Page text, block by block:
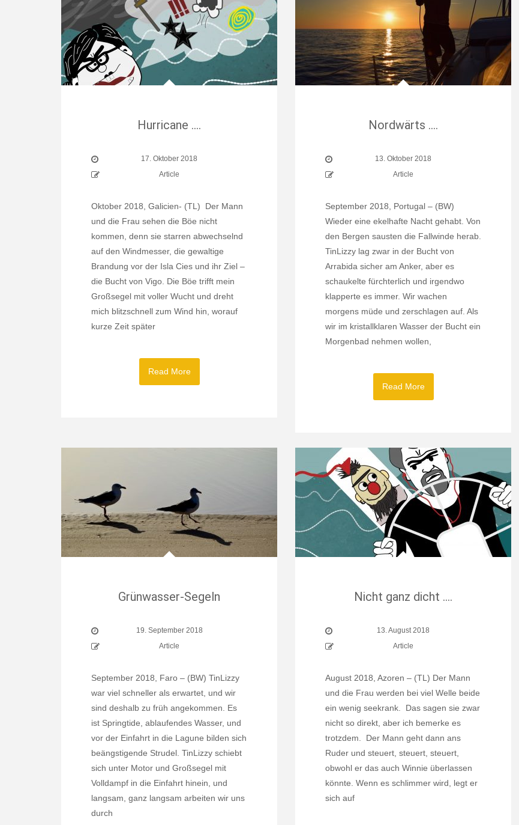
Hurricane ….
17. Oktober 2018
Article
Oktober 2018, Galicien- (TL) Der Mann
und die Frau sehen die Böe nicht
kommen, denn sie starren abwechselnd
auf den Windmesser, die gewaltige
Brandung vor der Isla Cies und ihr Ziel –
die Bucht von Vigo. Die Böe trifft mein
Großsegel mit voller Wucht und dreht
mich blitzschnell zum Wind hin, worauf
kurze Zeit später
Read More
Nordwärts ….
13. Oktober 2018
Article
September 2018, Portugal – (BW)
Wieder eine ekelhafte Nacht gehabt. Von
den Bergen sausten die Fallwinde herab.
TinLizzy lag zwar in der Bucht von
Arrabida sicher am Anker, aber es
schaukelte fürchterlich und irgendwo
klapperte es immer. Wir wachen
morgens müde und zerschlagen auf. Als
wir im kristallklaren Wasser der Bucht ein
Morgenbad nehmen wollen,
Read More
Grünwasser-Segeln
19. September 2018
Article
September 2018, Faro – (BW) TinLizzy
war viel schneller als erwartet, und wir
sind deshalb zu früh angekommen. Es
ist Springtide, ablaufendes Wasser, und
vor der Einfahrt in die Lagune bilden sich
beängstigende Strudel. TinLizzy schiebt
sich unter Motor und Großsegel mit
Volldampf in die Einfahrt hinein, und
langsam, ganz langsam arbeiten wir uns
durch
Nicht ganz dicht ….
13. August 2018
Article
August 2018, Azoren – (TL) Der Mann
und die Frau werden bei viel Welle beide
ein wenig seekrank. Das sagen sie zwar
nicht so direkt, aber ich bemerke es
trotzdem. Der Mann geht dann ans
Ruder und steuert, steuert, steuert,
obwohl er das auch Winnie überlassen
könnte. Wenn es schlimmer wird, legt er
sich auf